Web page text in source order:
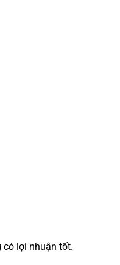
lợi nhuận tốt.